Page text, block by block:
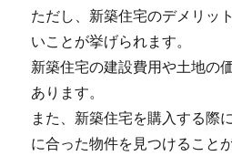
ただし、新築住宅のデメリッ
いことが挙げられます。
新築住宅の建設費用や土地の
あります。
また、新築住宅を購入する際
に合った物件を見つけること